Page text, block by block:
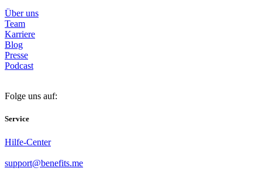
Über uns
Team
Karriere
Blog
Presse
Podcast
Folge uns auf:
Service
Hilfe-Center
support@benefits.me